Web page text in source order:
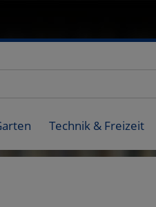
Technik & Freizeit